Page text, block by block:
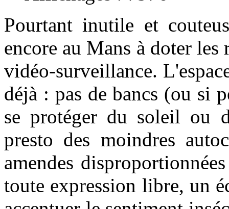
Pourtant inutile et
encore au Mans à doter les
vidéo-surveillance.
déjà : pas de bancs (ou si
se protéger du soleil ou
presto des moindres
amendes
toute expression libre, un